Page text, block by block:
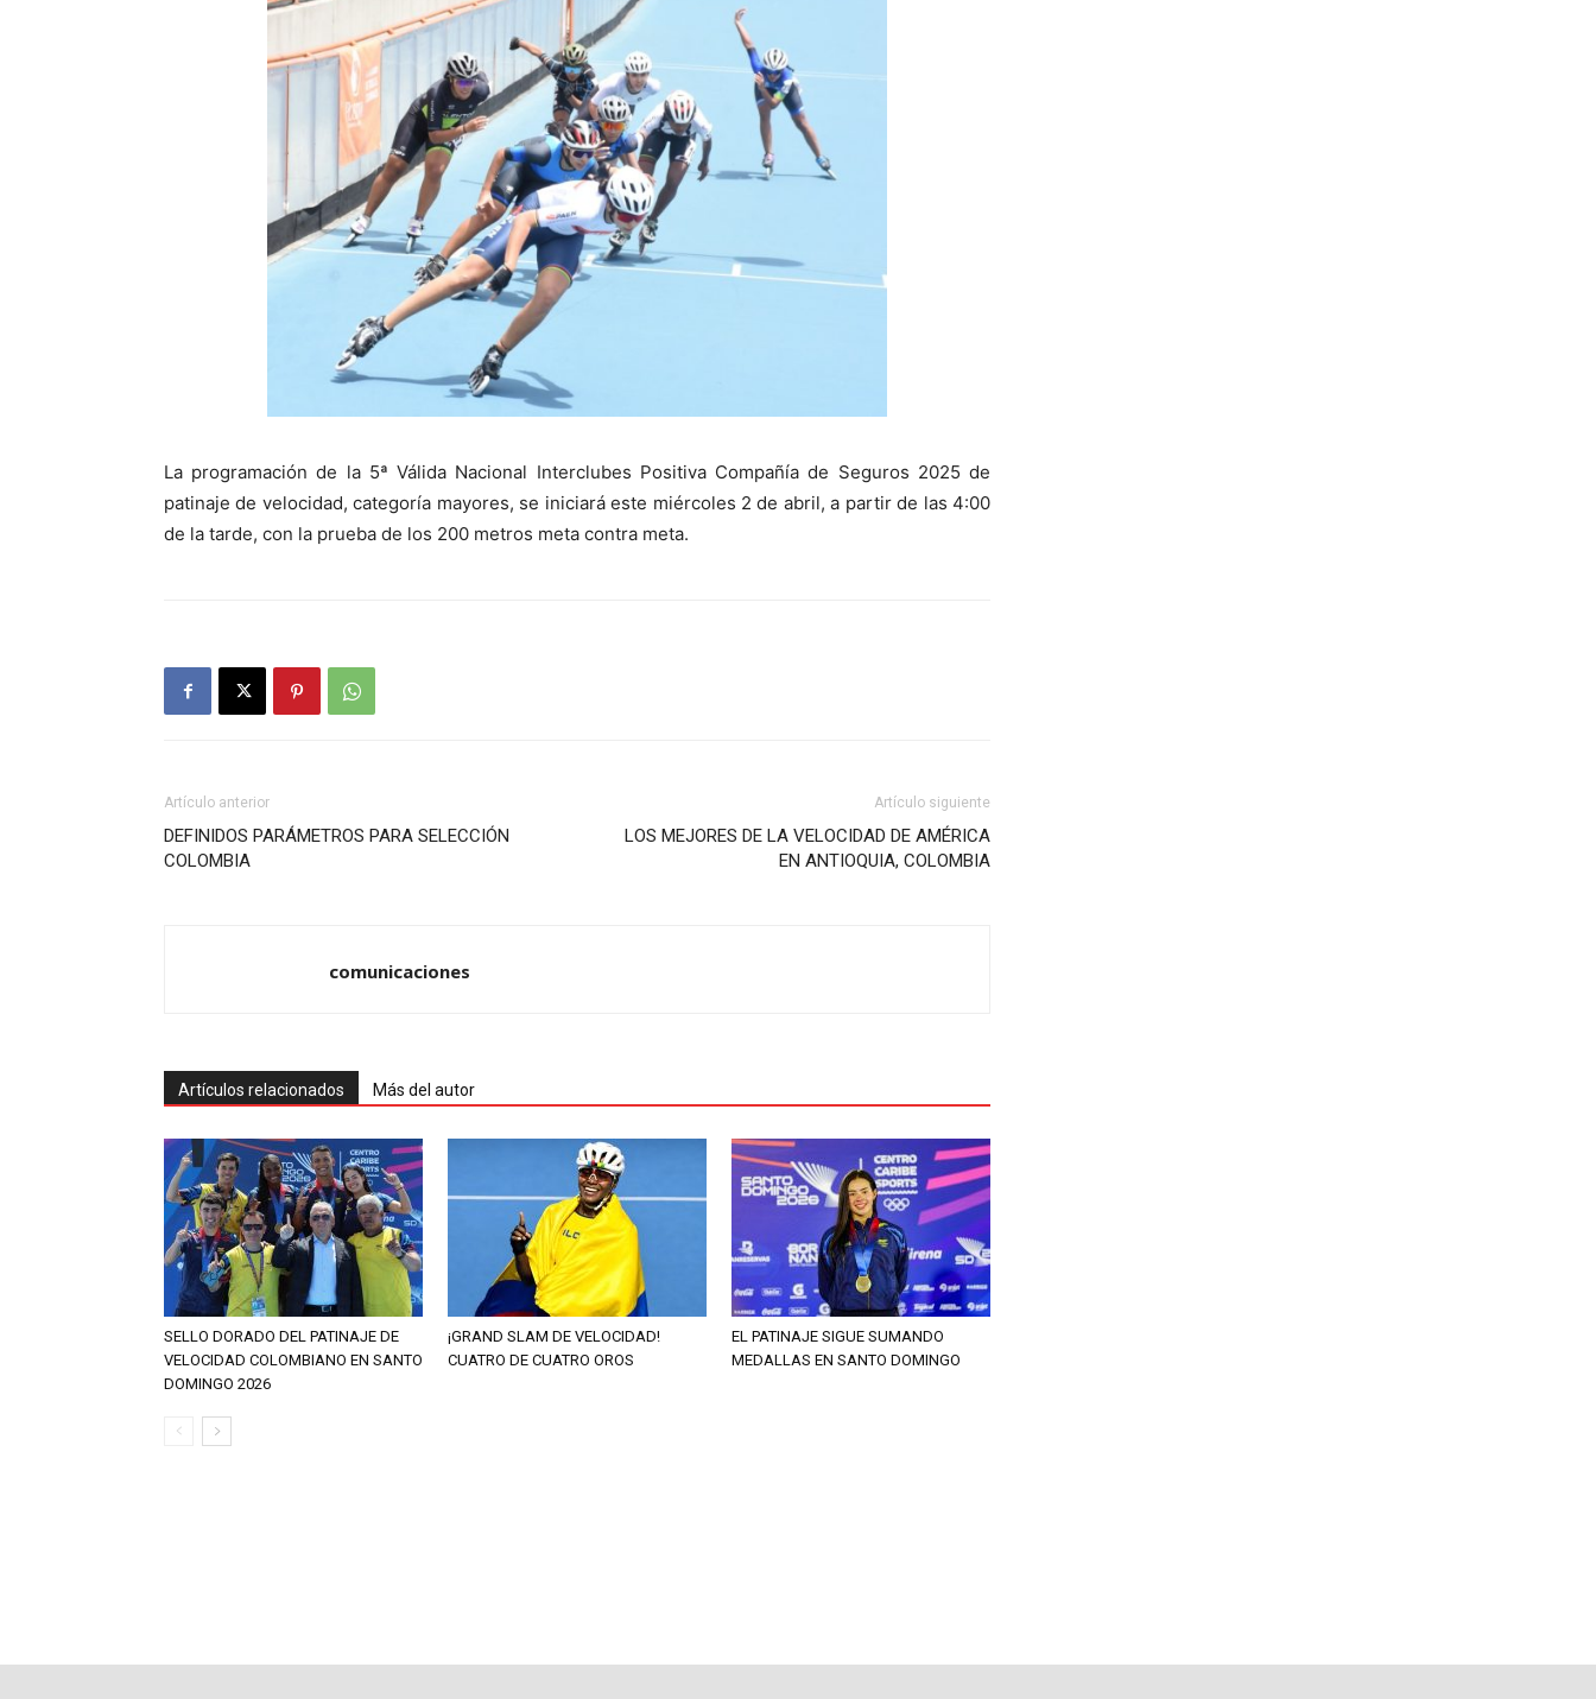
La programación de la 5ª Válida Nacional Interclubes Positiva Compañía de Seguros 2025 de
patinaje de velocidad, categoría mayores, se iniciará este miércoles 2 de abril, a partir de las 4:00
de la tarde, con la prueba de los 200 metros meta contra meta.
Artículo anterior
DEFINIDOS PARÁMETROS PARA SELECCIÓN
COLOMBIA
Artículo siguiente
LOS MEJORES DE LA VELOCIDAD DE AMÉRICA
EN ANTIOQUIA, COLOMBIA
comunicaciones
Artículos relacionados Más del autor
SELLO DORADO DEL PATINAJE DE
VELOCIDAD COLOMBIANO EN SANTO
DOMINGO 2026
¡GRAND SLAM DE VELOCIDAD!
CUATRO DE CUATRO OROS
EL PATINAJE SIGUE SUMANDO
MEDALLAS EN SANTO DOMINGO